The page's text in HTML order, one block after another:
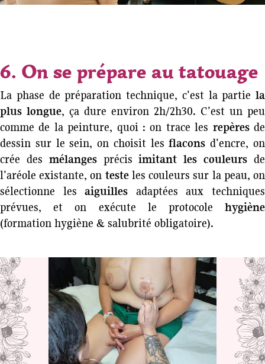
6. On se prépare au tatouage
La phase de préparation technique, c'est la partie la
plus longue, ça dure environ 2h/2h30. C'est un peu
comme de la peinture, quoi : on trace les repèresde
dessin sur le sein, on choisit lesflacons d'encre, on
crée des mélangesprécisimitant les couleurs de
l'aréole existante, on testeles couleurs sur la peau, on
sélectionne lesaiguilles adaptées aux techniques
prévues, et on exécute le protocole hygiène
(formation hygiène & salubrité obligatoire).